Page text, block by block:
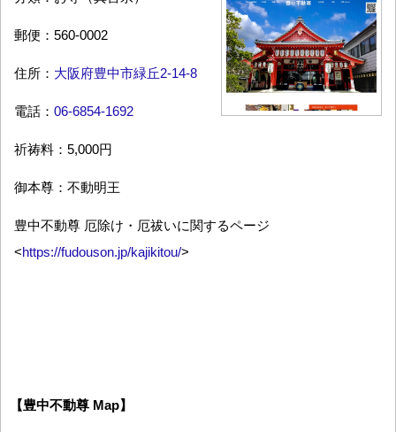
郵便：560-0002
住所： 大阪府豊中市緑丘2-14-8
電話： 06-6854-1692
祈祷料：5,000円
御本尊：不動明王
豊中不動尊 厄除け・厄祓いに関するページ
<https://fudouson.jp/kajikitou/>
【豊中不動尊 Map】